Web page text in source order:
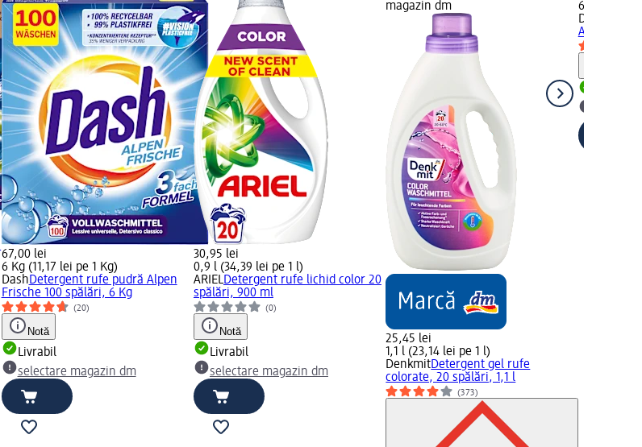
67,00 lei
6 Kg (11,17 lei pe 1 Kg)
DashDetergent rufe pudră Alpen
Frische 100 spălări, 6 Kg
(20)
Notă
Livrabil
selectare magazin dm
30,95 lei
0,9 l (34,39 lei pe 1 l)
ARIELDetergent rufe lichid color 20
spălări, 900 ml
(0)
Notă
Livrabil
selectare magazin dm
magazin dm
25,45 lei
1,1 l (23,14 lei pe 1 l)
DenkmitDetergent gel rufe
colorate, 20 spălări, 1,1 l
(373)
60 buc
Dash
Alpen